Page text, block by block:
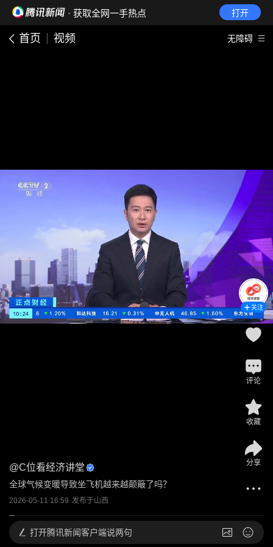
· 获取全网一手热点 打开
首页 视频 无障碍
@C位看经济讲堂
全球气候变暖导致坐飞机越来越颠簸了吗？
2026-05-11 16:59 发布于山西
关注
评论
收藏
分享
打开腾讯新闻客户端说两句